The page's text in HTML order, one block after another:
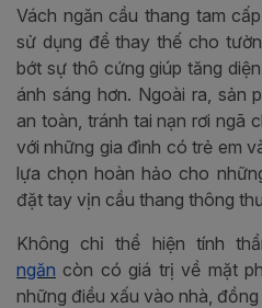
Vách ngăn cầu thang tam
sử dụng để thay thế cho
bớt sự thô cứng giúp tăng
ánh sáng hơn. Ngoài ra, sản
an toàn, tránh tai nạn rơi ngã
với những gia đình có trẻ em
lựa chọn hoàn hảo cho
đặt tay vịn cầu thang thông
Không chỉ thể hiện tính
ngăn còn có giá trị về mặt
những điều xấu vào nhà,